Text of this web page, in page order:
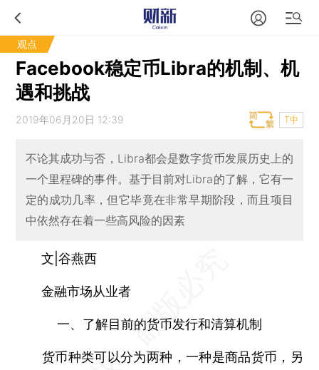
观点
Facebook稳定币Libra的机制、机
遇和挑战
2019年06月20日 12:39 T中
不论其成功与否，Libra都会是数字货币发展历史上的
一个里程碑的事件。基于目前对Libra的了解，它有一
定的成功几率，但它毕竟在非常早期阶段，而且项目
中依然存在着一些高风险的因素
文|谷燕西
金融市场从业者
一、了解目前的货币发行和清算机制
货币种类可以分为两种，一种是商品货币，另